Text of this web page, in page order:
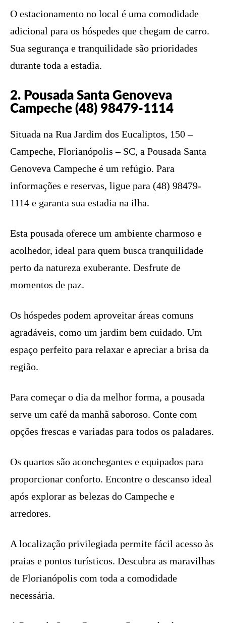
O estacionamento no local é uma comodidade
adicional para os hóspedes que chegam de carro.
Sua segurança e tranquilidade são prioridades
durante toda a estadia.
2. Pousada Santa Genoveva
Campeche (48) 98479-1114
Situada na Rua Jardim dos Eucaliptos, 150 –
Campeche, Florianópolis – SC, a Pousada Santa
Genoveva Campeche é um refúgio. Para
informações e reservas, ligue para (48) 98479-
1114 e garanta sua estadia na ilha.
Esta pousada oferece um ambiente charmoso e
acolhedor, ideal para quem busca tranquilidade
perto da natureza exuberante. Desfrute de
momentos de paz.
Os hóspedes podem aproveitar áreas comuns
agradáveis, como um jardim bem cuidado. Um
espaço perfeito para relaxar e apreciar a brisa da
região.
Para começar o dia da melhor forma, a pousada
serve um café da manhã saboroso. Conte com
opções frescas e variadas para todos os paladares.
Os quartos são aconchegantes e equipados para
proporcionar conforto. Encontre o descanso ideal
após explorar as belezas do Campeche e
arredores.
A localização privilegiada permite fácil acesso às
praias e pontos turísticos. Descubra as maravilhas
de Florianópolis com toda a comodidade
necessária.